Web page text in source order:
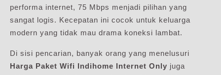
performa internet, 75 Mbps menjadi pilihan yang
sangat logis. Kecepatan ini cocok untuk keluarga
modern yang tidak mau drama koneksi lambat.
Di sisi pencarian, banyak orang yang menelusuri
Harga Paket Wifi Indihome Internet Only juga